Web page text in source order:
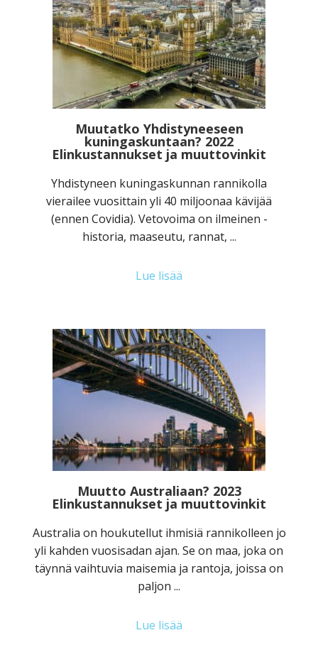
Muutatko Yhdistyneeseen
kuningaskuntaan? 2022
Elinkustannukset ja muuttovinkit
Yhdistyneen kuningaskunnan rannikolla
vierailee vuosittain yli 40 miljoonaa kävijää
(ennen Covidia). Vetovoima on ilmeinen -
historia, maaseutu, rannat, ...
Lue lisää
Muutto Australiaan? 2023
Elinkustannukset ja muuttovinkit
Australia on houkutellut ihmisiä rannikolleen jo
yli kahden vuosisadan ajan. Se on maa, joka on
täynnä vaihtuvia maisemia ja rantoja, joissa on
paljon ...
Lue lisää